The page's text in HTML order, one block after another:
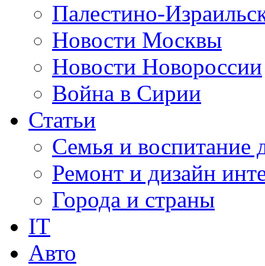
Палестино-
Новости Москвы
Новости Новороссии
Война в Сирии
Статьи
Семья и воспитание
Ремонт и дизайн
Города и страны
IT
Авто